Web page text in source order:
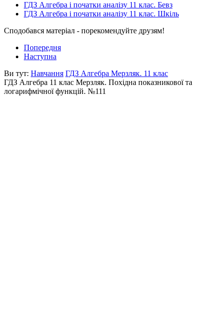
ГДЗ Алгебра і початки аналізу 11 клас. Бевз
ГДЗ Алгебра і початки аналізу 11 клас. Шкіль
Сподобався матеріал - порекомендуйте друзям!
Попередня
Наступна
Ви тут: Навчання ГДЗ Алгебра Мерзляк. 11 клас
ГДЗ Алгебра 11 клас Мерзляк. Похідна показникової та
логарифмічної функцій. №111